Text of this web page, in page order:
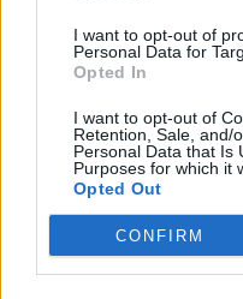
I want to opt-out of
Personal Data for
Opted In
I want to opt-out of
Retention, Sale, and/
Personal Data that Is
Purposes for which it
Opted Out
CONFIRM
FEEDS